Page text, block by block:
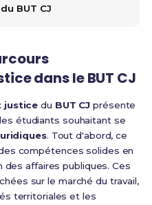
BUT CJ
dans le BUT CJ
justice du BUT CJ présente
étudiants souhaitant se
. Tout d'abord, ce
compétences solides en
affaires publiques. Ces
sur le marché du travail,
territoriales et les